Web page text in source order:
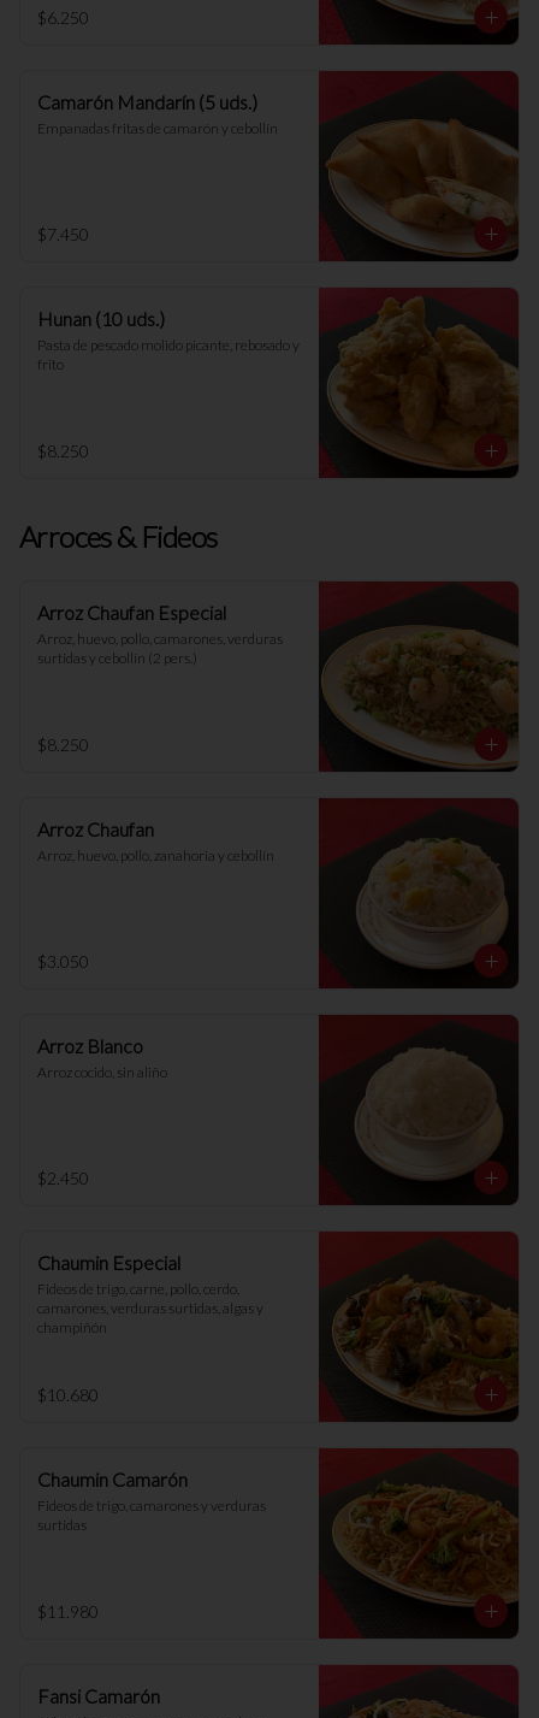
$6.250
Camarón Mandarín (5 uds.)
Empanadas fritas de camarón y cebollín
$7.450
Hunan (10 uds.)
Pasta de pescado molido picante, rebosado y
frito
$8.250
Arroces & Fideos
Arroz Chaufan Especial
Arroz, huevo, pollo, camarones, verduras
surtidas y cebollín (2 pers.)
$8.250
Arroz Chaufan
Arroz, huevo, pollo, zanahoria y cebollín
$3.050
Arroz Blanco
Arroz cocido, sin aliño
$2.450
Chaumin Especial
Fideos de trigo, carne, pollo, cerdo,
camarones, verduras surtidas, algas y
champiñón
$10.680
Chaumin Camarón
Fideos de trigo, camarones y verduras
surtidas
$11.980
Fansi Camarón